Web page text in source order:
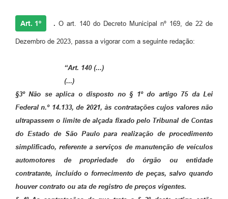
Art. 1º . O art. 140 do Decreto Municipal nº 169, de 22 de
Dezembro de 2023, passa a vigorar com a seguinte redação:
“Art. 140 (...)
(...)
§3º Não se aplica o disposto no § 1º do artigo 75 da Lei
Federal n.º 14.133, de 2021, às contratações cujos valores não
ultrapassem o limite de alçada fixado pelo Tribunal de Contas
do Estado de São Paulo para realização de procedimento
simplificado, referente a serviços de manutenção de veículos
automotores de propriedade do órgão ou entidade
contratante, incluído o fornecimento de peças, salvo quando
houver contrato ou ata de registro de preços vigentes.